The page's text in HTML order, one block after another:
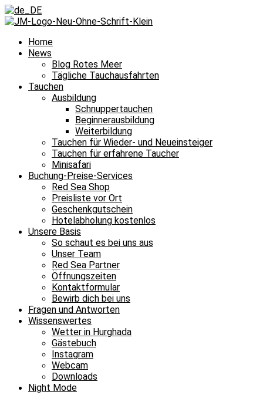
Home
News
Blog Rotes Meer
Tägliche Tauchausfahrten
Tauchen
Ausbildung
Schnuppertauchen
Beginnerausbildung
Weiterbildung
Tauchen für Wieder- und Neueinsteiger
Tauchen für erfahrene Taucher
Minisafari
Buchung-Preise-Services
Red Sea Shop
Preisliste vor Ort
Geschenkgutschein
Hotelabholung kostenlos
Unsere Basis
So schaut es bei uns aus
Unser Team
Red Sea Partner
Öffnungszeiten
Kontaktformular
Bewirb dich bei uns
Fragen und Antworten
Wissenswertes
Wetter in Hurghada
Gästebuch
Instagram
Webcam
Downloads
Night Mode